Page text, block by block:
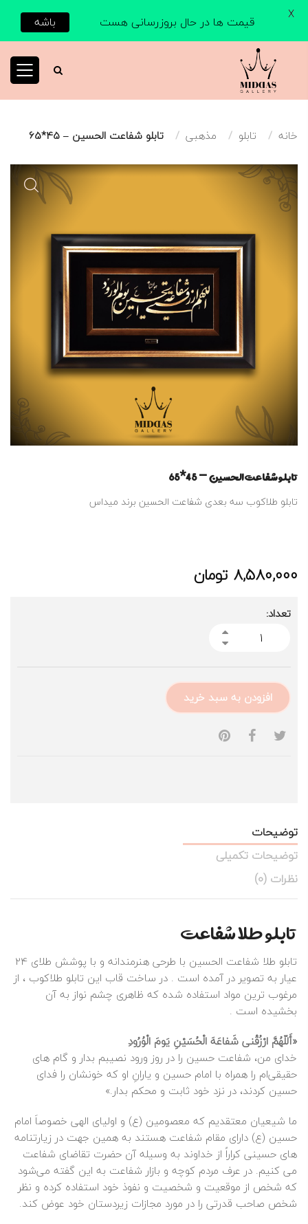
خانه تابلو مذهبی تابلو شفاعت الحسین – 45*65
تابلو شفاعت الحسین – 45*65
تابلو طلاکوب سه بعدی شفاعت الحسین برند میداس
8,580,000 تومان
تعداد:
افزودن به سبد خرید
توضیحات
توضیحات تکمیلی
نظرات (0)
تابلو طلا شفاعت
تابلو طلا
شفاعت الحسین با طرحی هنرمندانه و با پوشش طلای 24
عیار به تصویر در آمده است . در ساخت قاب این تابلو طلاکوب ، از
مرغوب ترین مواد استفاده شده که ظاهری چشم نواز به آن
بخشیده است .
«أَللّهُمَّ ارْزُقْنی شَفاعَهَ الْحُسَیْنِ یَومَ الْوُرُودِ
خدای من، شفاعت حسین را در روز ورود نصیبم بدار و گام های
حقیقی‌ام را همراه با امام حسین و یارانِ او که خونشان را فدای
حسین کردند، در نزد خود ثابت و محکم بدار.»
ما شیعیان معتقدیم که معصومین (ع) و اولیای الهی خصوصاَ امام
حسین (ع) دارای مقام شفاعت هستند به همین جهت در زیارتنامه
هاى حسینى کراراً از خداوند به وسیله آن حضرت تقاضاى شفاعت
مى کنیم. در عرف مردم کوچه و بازار شفاعت به این گفته مى‏‌شود
كه شخص از موقعیت و شخصیت و نفوذ خود استفاده كرده و نظر
شخص صاحب قدرتى را در مورد مجازات زیردستان خود عوض كند.
قیمت ها در حال بروزرسانی هست باشه X